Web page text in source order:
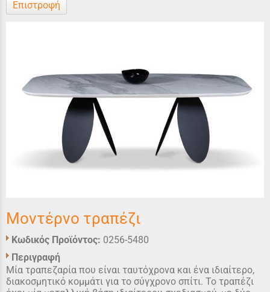
Επιστροφή
Μοντέρνο τραπέζι
Κωδικός Προϊόντος: 0256-5480
Περιγραφή
Μία τραπεζαρία που είναι ταυτόχρονα και ένα ιδιαίτερο,
διακοσμητικό κομμάτι για το σύγχρονο σπίτι. Το τραπέζι